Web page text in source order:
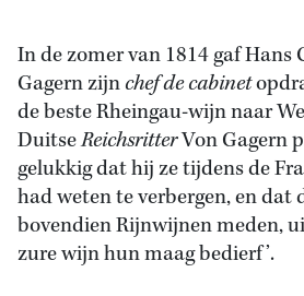
In de zomer van 1814 gaf Hans
Gagern zijnchef de cabinet
de beste Rheingau-wijn naar
DuitseReichsritterVon Gagern
gelukkig dat hij ze tijdens de
had weten te verbergen, en dat
bovendien Rijnwijnen meden,
zure wijn hun maag bedierf’.